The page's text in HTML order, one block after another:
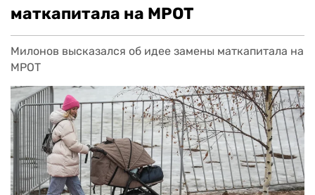
маткапитала на МРОТ
Милонов высказался об идее замены маткапитала на
МРОТ